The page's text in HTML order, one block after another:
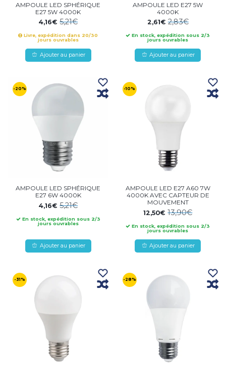
AMPOULE LED SPHÉRIQUE
E27 5W 4000K
4,16€5,21€
Livre, expédition dans 20/30
jours ouvrables
Ajouter au panier
AMPOULE LED E27 5W
4000K
2,61€2,83€
En stock, expédition sous 2/3
jours ouvrables
Ajouter au panier
-20%
AMPOULE LED SPHÉRIQUE
E27 6W 4000K
4,16€5,21€
En stock, expédition sous 2/3
jours ouvrables
Ajouter au panier
-10%
AMPOULE LED E27 A60 7W
4000K AVEC CAPTEUR DE
MOUVEMENT
12,50€13,90€
En stock, expédition sous 2/3
jours ouvrables
Ajouter au panier
-31% -28%